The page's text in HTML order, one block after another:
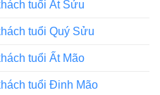
tuổi Ất Sửu
tuổi Quý Sửu
tuổi Ất Mão
tuổi Đinh Mão